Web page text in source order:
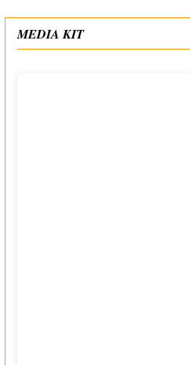
MEDIA KIT